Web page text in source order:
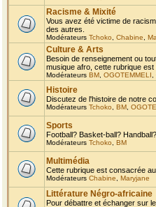
Racisme & Mixité
Vous avez été victime de
des autres.
Modérateurs Tchoko Chabine
Culture & Arts
Besoin de renseignement ou
musique afro, cette rubrique est
Modérateurs BM OGOTEMMELI
Histoire
Discutez de l'histoire de notre
Modérateurs Tchoko BM
Sports
Football? Basket-ball?
Modérateurs Tchoko BM
Multimédia
Cette rubrique est consacrée
Modérateurs Chabine Maryjane
Littérature Négro-africaine
Pour débattre et échanger sur